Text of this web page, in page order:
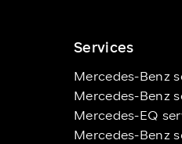
Services
Mercedes-Benz
Mercedes-Benz
Mercedes-EQ
Mercedes-Benz